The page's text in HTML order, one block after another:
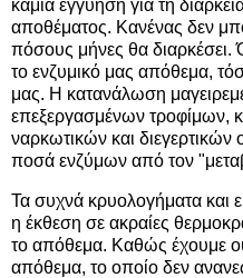
καμία εγγύηση για τη
αποθέματος. Κανένας δεν
πόσους μήνες θα
το ενζυμικό μας απόθεμα,
μας. Η κατανάλωση
επεξεργασμένων τροφίμων,
ναρκωτικών και
ποσά ενζύμων από τον
Τα συχνά κρυολογήματα και
η έκθεση σε ακραίες
το απόθεμα. Καθώς έχουμε
απόθεμα, το οποίο δεν